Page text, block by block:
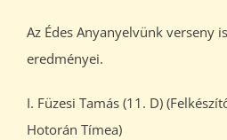
Az Édes Anyanyelvünk verseny
eredményei.
I. Füzesi Tamás (11. D)
Hotorán Tímea)